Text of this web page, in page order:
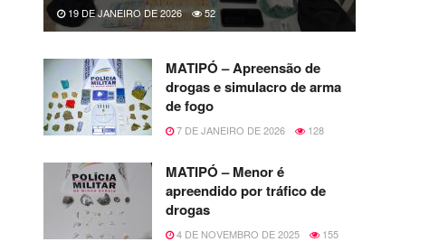
19 DE JANEIRO DE 2026 52
MATIPÓ – Apreensão de
drogas e simulacro de arma
de fogo
7 DE JANEIRO DE 2026 128
MATIPÓ – Menor é
apreendido por tráfico de
drogas
4 DE NOVEMBRO DE 2025 155